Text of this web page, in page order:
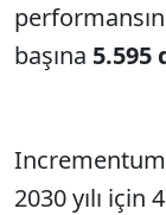
başına 5.595
2030 yılı için